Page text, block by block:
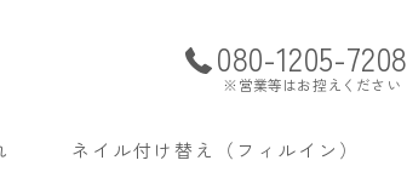
080-1205-7208
※営業等はお控えください
ネイル付け替え（フィルイン）